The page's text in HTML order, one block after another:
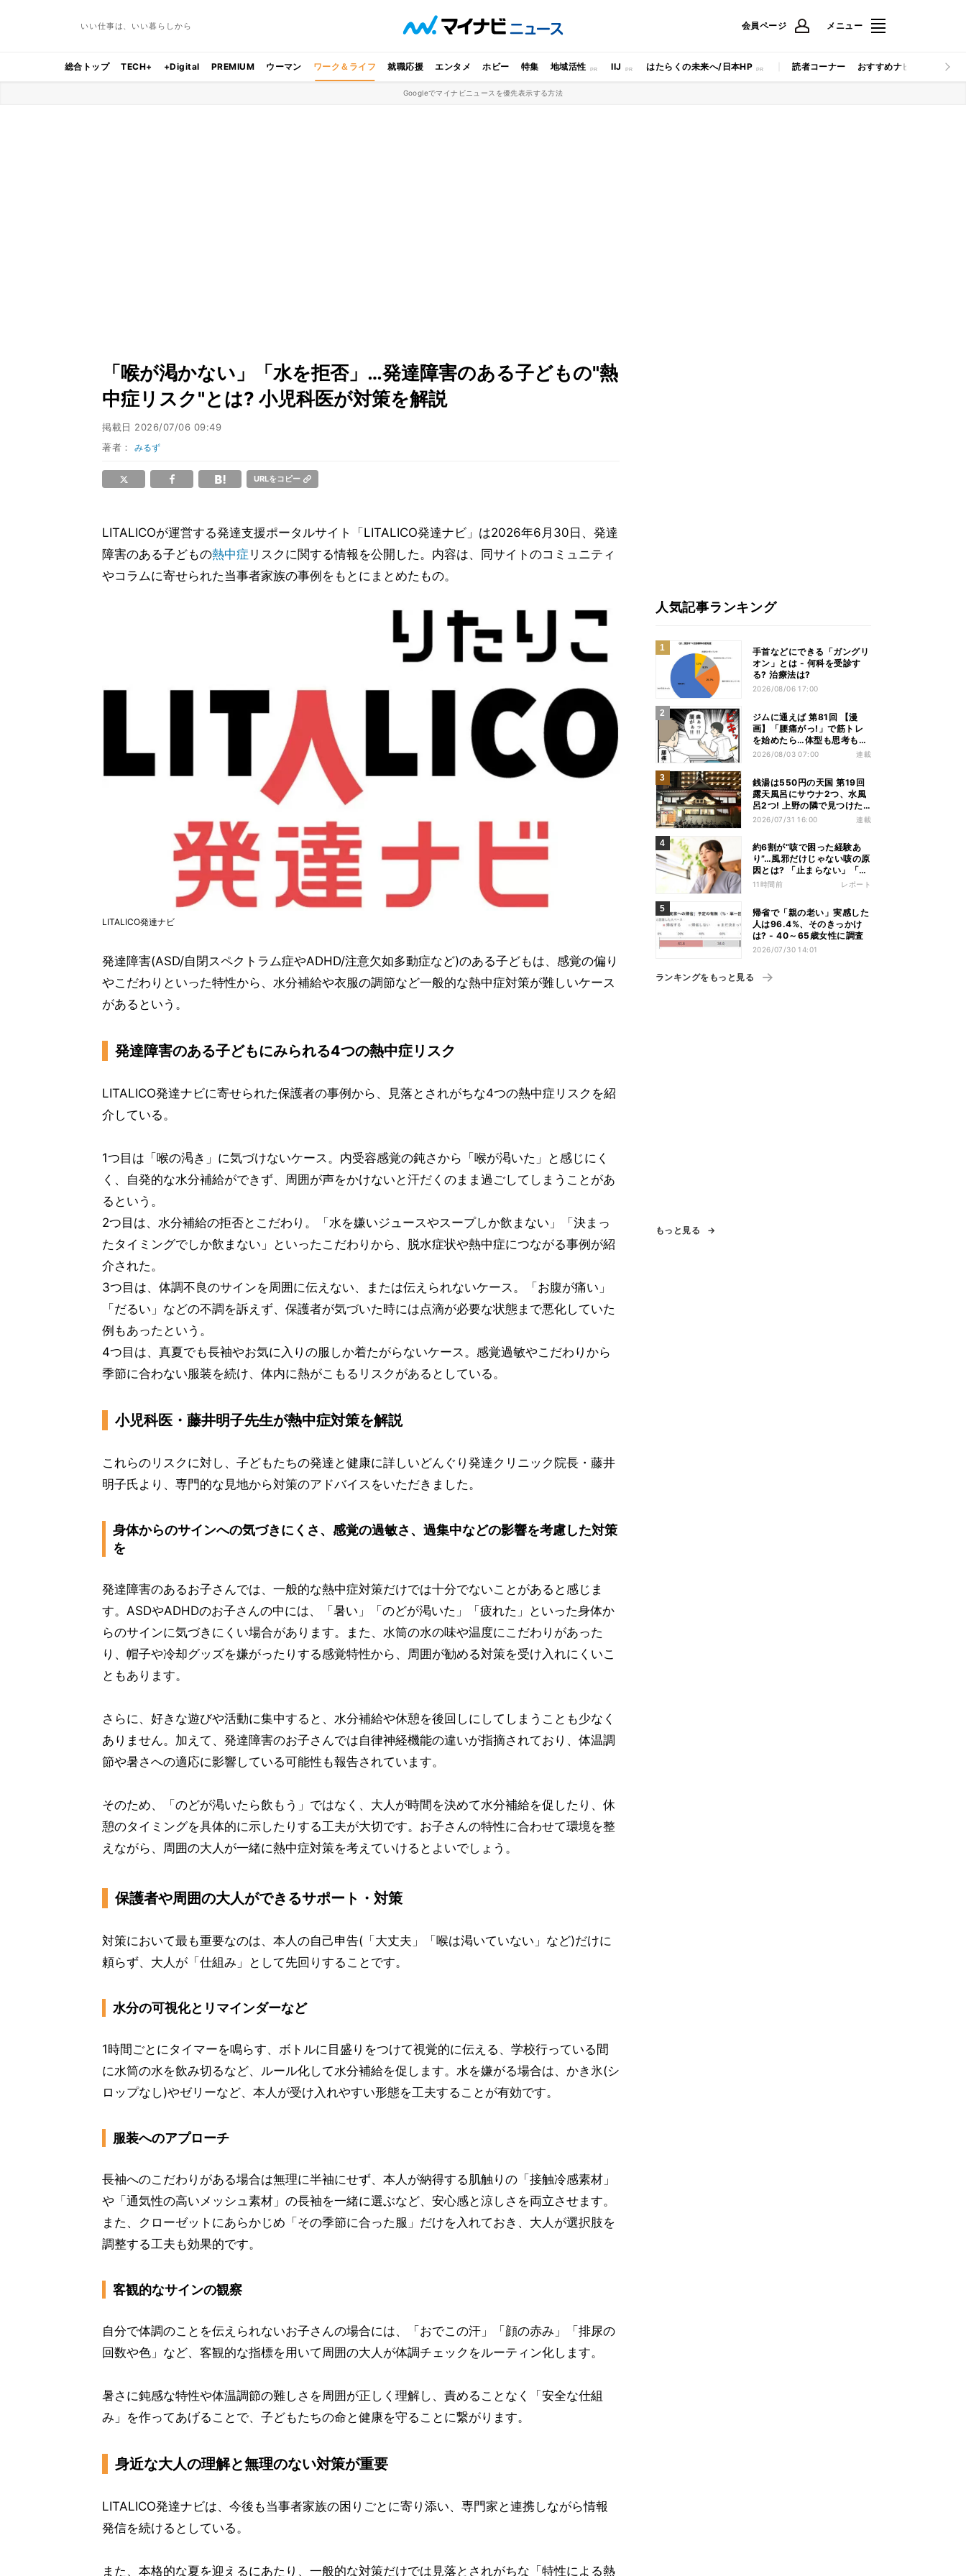
いい仕事は、いい暮らしから 会員ページ メニュー
総合トップ TECH+ +Digital PREMIUM ウーマン ワーク＆ライフ 就職応援 エンタメ ホビー 特集 地域活性 IIJ はたらくの未来へ/日本HP 読者コーナー おすすめナビ マイナビ
Googleでマイナビニュースを優先表示する方法
「喉が渇かない」「水を拒否」…発達障害のある子どもの"熱
中症リスク"とは? 小児科医が対策を解説
掲載日 2026/07/06 09:49
著者：みるず
URLをコピー
LITALICOが運営する発達支援ポータルサイト「LITALICO発達ナビ」は2026年6月30日、発達
障害のある子どもの熱中症 リスクに関する情報を公開した。内容は、同サイトのコミュニティ
やコラムに寄せられた当事者家族の事例をもとにまとめたもの。
LITALICO発達ナビ
発達障害(ASD/自閉スペクトラム症やADHD/注意欠如多動症など)のある子どもは、感覚の偏り
やこだわりといった特性から、水分補給や衣服の調節など一般的な熱中症対策が難しいケース
があるという。
発達障害のある子どもにみられる4つの熱中症リスク
LITALICO発達ナビに寄せられた保護者の事例から、見落とされがちな4つの熱中症リスクを紹
介している。
1つ目は「喉の渇き」に気づけないケース。内受容感覚の鈍さから「喉が渇いた」と感じにく
く、自発的な水分補給ができず、周囲が声をかけないと汗だくのまま過ごしてしまうことがあ
るという。
2つ目は、水分補給の拒否とこだわり。「水を嫌いジュースやスープしか飲まない」「決まっ
たタイミングでしか飲まない」といったこだわりから、脱水症状や熱中症につながる事例が紹
介された。
3つ目は、体調不良のサインを周囲に伝えない、または伝えられないケース。「お腹が痛い」
「だるい」などの不調を訴えず、保護者が気づいた時には点滴が必要な状態まで悪化していた
例もあったという。
4つ目は、真夏でも長袖やお気に入りの服しか着たがらないケース。感覚過敏やこだわりから
季節に合わない服装を続け、体内に熱がこもるリスクがあるとしている。
小児科医・藤井明子先生が熱中症対策を解説
これらのリスクに対し、子どもたちの発達と健康に詳しいどんぐり発達クリニック院長・藤井
明子氏より、専門的な見地から対策のアドバイスをいただきました。
身体からのサインへの気づきにくさ、感覚の過敏さ、過集中などの影響を考慮した対策
を
発達障害のあるお子さんでは、一般的な熱中症対策だけでは十分でないことがあると感じま
す。ASDやADHDのお子さんの中には、「暑い」「のどが渇いた」「疲れた」といった身体か
らのサインに気づきにくい場合があります。また、水筒の水の味や温度にこだわりがあった
り、帽子や冷却グッズを嫌がったりする感覚特性から、周囲が勧める対策を受け入れにくいこ
ともあります。
さらに、好きな遊びや活動に集中すると、水分補給や休憩を後回しにしてしまうことも少なく
ありません。加えて、発達障害のお子さんでは自律神経機能の違いが指摘されており、体温調
節や暑さへの適応に影響している可能性も報告されています。
そのため、「のどが渇いたら飲もう」ではなく、大人が時間を決めて水分補給を促したり、休
憩のタイミングを具体的に示したりする工夫が大切です。お子さんの特性に合わせて環境を整
えながら、周囲の大人が一緒に熱中症対策を考えていけるとよいでしょう。
保護者や周囲の大人ができるサポート・対策
対策において最も重要なのは、本人の自己申告(「大丈夫」「喉は渇いていない」など)だけに
頼らず、大人が「仕組み」として先回りすることです。
水分の可視化とリマインダーなど
1時間ごとにタイマーを鳴らす、ボトルに目盛りをつけて視覚的に伝える、学校行っている間
に水筒の水を飲み切るなど、ルール化して水分補給を促します。水を嫌がる場合は、かき氷(シ
ロップなし)やゼリーなど、本人が受け入れやすい形態を工夫することが有効です。
服装へのアプローチ
長袖へのこだわりがある場合は無理に半袖にせず、本人が納得する肌触りの「接触冷感素材」
や「通気性の高いメッシュ素材」の長袖を一緒に選ぶなど、安心感と涼しさを両立させます。
また、クローゼットにあらかじめ「その季節に合った服」だけを入れておき、大人が選択肢を
調整する工夫も効果的です。
客観的なサインの観察
自分で体調のことを伝えられないお子さんの場合には、「おでこの汗」「顔の赤み」「排尿の
回数や色」など、客観的な指標を用いて周囲の大人が体調チェックをルーティン化します。
暑さに鈍感な特性や体温調節の難しさを周囲が正しく理解し、責めることなく「安全な仕組
み」を作ってあげることで、子どもたちの命と健康を守ることに繋がります。
身近な大人の理解と無理のない対策が重要
LITALICO発達ナビは、今後も当事者家族の困りごとに寄り添い、専門家と連携しながら情報
発信を続けるとしている。
また、本格的な夏を迎えるにあたり、一般的な対策だけでは見落とされがちな「特性による熱
人気記事ランキング
手首などにできる「ガングリ
オン」とは - 何科を受診す
る? 治療法は?
2026/08/06 17:00
ジムに通えば 第81回 【漫
画】「腰痛がっ!」で筋トレ
を始めたら…体型も思考も別
人になっていた
2026/08/03 07:00 連載
銭湯は550円の天国 第19回
露天風呂にサウナ2つ、水風
呂2つ! 上野の隣で見つけた
東京屈指の人気銭湯
2026/07/31 16:00 連載
約6割が“咳で困った経験あ
り”…風邪だけじゃない咳の原
因とは? 「止まらない」「眠
れない」悩みを医師が解説
11時間前 レポート
帰省で「親の老い」実感した
人は96.4%、そのきっかけ
は? - 40～65歳女性に調査
2026/07/30 14:01
ランキングをもっと見る
もっと見る